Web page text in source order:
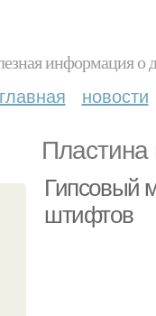
информация о
главная новости
Гипсовый
штифтов